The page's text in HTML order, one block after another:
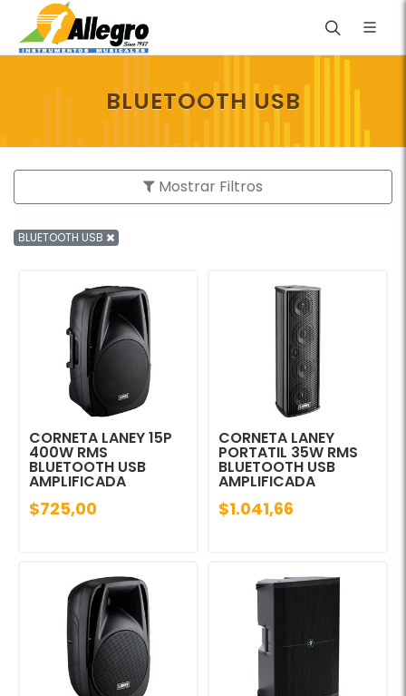
BLUETOOTH USB
Mostrar Filtros
BLUETOOTH USB
CORNETA LANEY 15P
400W RMS
BLUETOOTH USB
AMPLIFICADA
$725,00
CORNETA LANEY
PORTATIL 35W RMS
BLUETOOTH USB
AMPLIFICADA
$1.041,66